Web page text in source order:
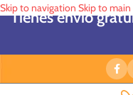
Skip to navigation Skip to
Tienes envío